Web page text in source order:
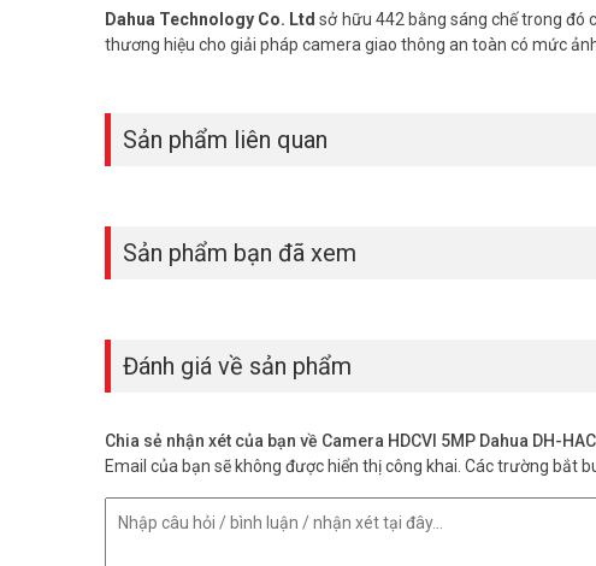
– Trọng lượng: 0.45 kg
– Xuất xứ: Trung Quốc.
Câu hỏi thường gặp về camera DH-HAC-
1. Camera DAHUA DH-HAC-HFW1500THP-IL-A có lưu trữ
Có, đạt chuẩn IP67 chống nước bụi, hoạt động tốt ngoài trời.
4. Camera này có phù hợp cho cửa hàng nhỏ không?
Rất phù hợp, vừa đảm bảo an ninh vừa quan sát rõ từng chi tiết
DAHUA DH-HAC-HFW1500THP-IL-A mang lại hình ảnh màu sắc
nhận tư vấn và lắp đặt chuyên nghiệp, bảo vệ ngôi nhà hoặc
Vuhoangtelecom
Dahua Technology Co. Ltd sở hữu 442 bằng sáng chế trong đó
thương hiệu cho giải pháp camera giao thông an toàn có mức
Sản phẩm liên quan
Sản phẩm bạn đã xem
Đánh giá về sản phẩm
Chia sẻ nhận xét của bạn về Camera HDCVI 5MP Dahua DH-
Email của bạn sẽ không được hiển thị công khai. Các trường bắt